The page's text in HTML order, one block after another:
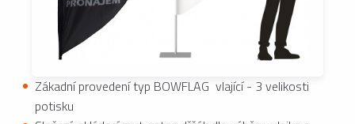
Zákadní provedení typ BOWFLAG vlající - 3 velikosti
potisku